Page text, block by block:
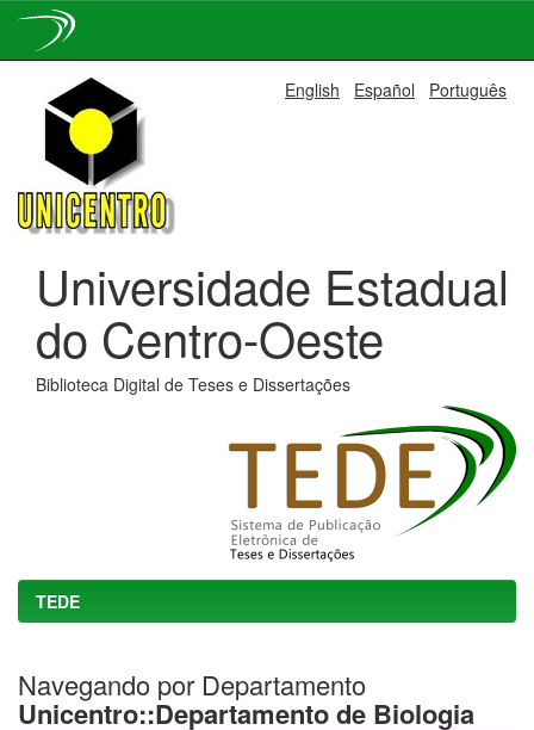
navigation
English Español Português
Universidade Estadual
do Centro-Oeste
Biblioteca Digital de Teses e Dissertações
TEDE
Navegando por Departamento
Unicentro::Departamento de Biologia